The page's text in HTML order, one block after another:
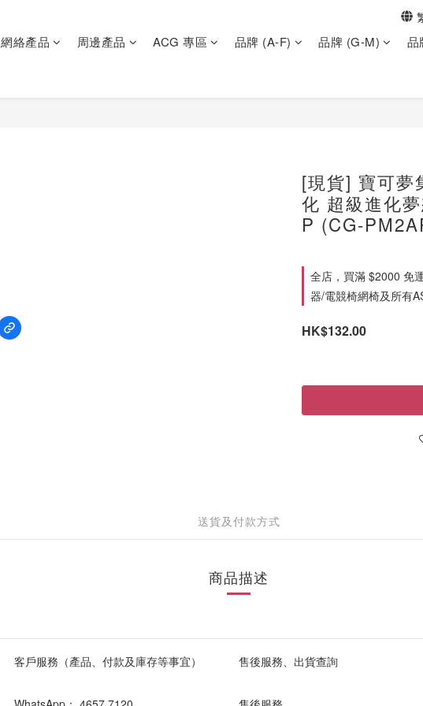
網絡產品 周邊產品 ACG 專區 品牌 (A-F) 品牌 (G-M)
品
[現貨] 寶可夢
化 超級進化
P (CG-
全店，買滿 $2000 免
器/電競椅網椅及所有
HK$132.00
送貨及付款方式
商品描述
客戶服務（產品、付款及庫存等事宜） 售後服務、出貨查詢